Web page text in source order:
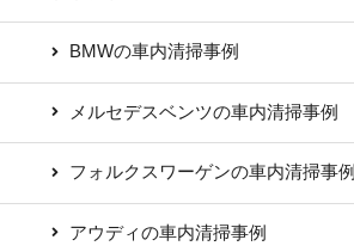
BMWの車内清掃事例
メルセデスベンツの車内清掃事例
フォルクスワーゲンの車内清掃事例
アウディの車内清掃事例